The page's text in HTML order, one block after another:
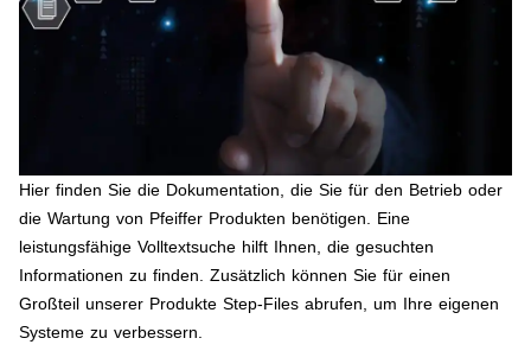
Hier finden Sie die Dokumentation, die Sie für den Betrieb oder
die Wartung von Pfeiffer Produkten benötigen. Eine
leistungsfähige Volltextsuche hilft Ihnen, die gesuchten
Informationen zu finden. Zusätzlich können Sie für einen
Großteil unserer Produkte Step-Files abrufen, um Ihre eigenen
Systeme zu verbessern.